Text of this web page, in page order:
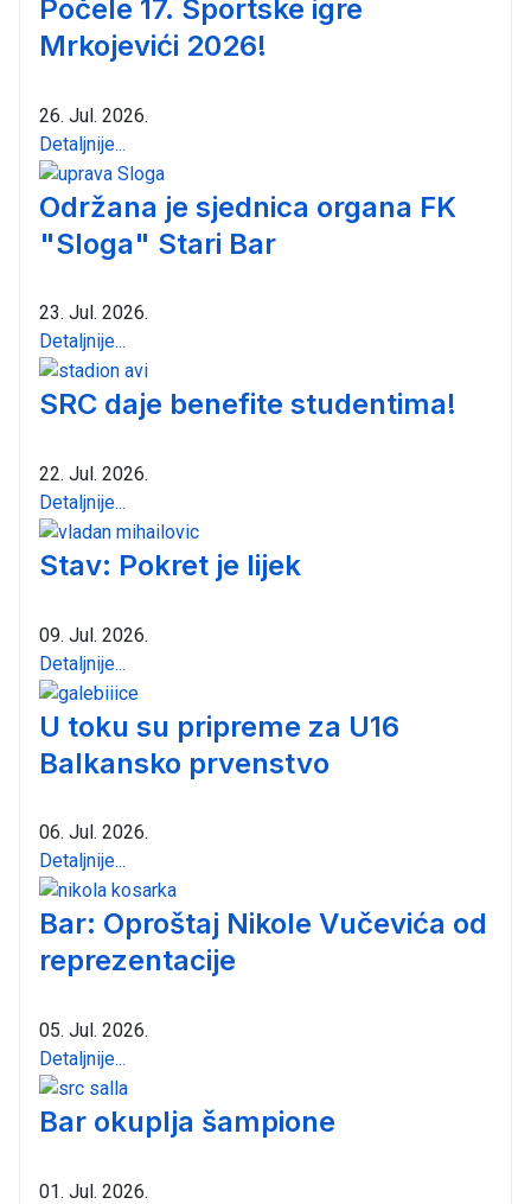
Počele 17. Sportske igre
Mrkojevići 2026!
26. Jul. 2026.
Detaljnije...
Održana je sjednica organa FK
"Sloga" Stari Bar
23. Jul. 2026.
Detaljnije...
SRC daje benefite studentima!
22. Jul. 2026.
Detaljnije...
Stav: Pokret je lijek
09. Jul. 2026.
Detaljnije...
U toku su pripreme za U16
Balkansko prvenstvo
06. Jul. 2026.
Detaljnije...
Bar: Oproštaj Nikole Vučevića od
reprezentacije
05. Jul. 2026.
Detaljnije...
Bar okuplja šampione
01. Jul. 2026.